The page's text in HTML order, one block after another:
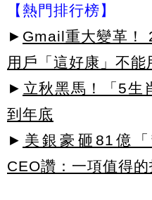
【熱門排行榜】
► Gmail重大變革！
用戶「這好康」不能
► 立秋黑馬！「5生
到年底
► 美銀豪砸81億
CEO讚：一項值得的